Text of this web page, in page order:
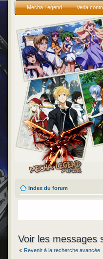
Mecha Legend Veda
Index du forum
Voir les messages
Revenir à la recherche avancée